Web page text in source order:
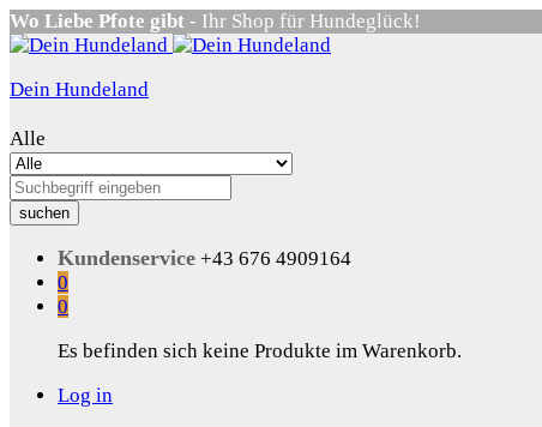
Wo Liebe Pfote gibt - Ihr Shop für Hundeglück!
Dein Hundeland
Alle
suchen
Kundenservice +43 676 4909164
0
0
Es befinden sich keine Produkte im Warenkorb.
Log in